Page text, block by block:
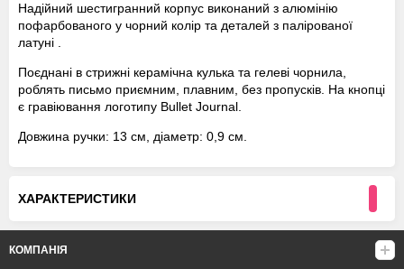
Надійний шестигранний корпус виконаний з алюмінію
пофарбованого у чорний колір та деталей з палірованої
латуні .
Поєднані в стрижні керамічна кулька та гелеві чорнила,
роблять письмо приємним, плавним, без пропусків. На кнопці
є гравіювання логотипу Bullet Journal.
Довжина ручки: 13 см, діаметр: 0,9 см.
ХАРАКТЕРИСТИКИ
КОМПАНІЯ